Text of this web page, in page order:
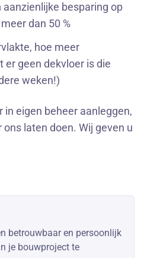
besparing op
dan 50 %
hoe meer
er geen dekvloer is die
weken!)
in eigen beheer aanleggen,
laten doen. Wij geven u
betrouwbaar en persoonlijk
je bouwproject te